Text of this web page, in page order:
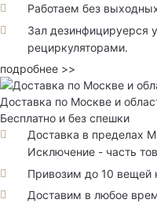
Работаем без
Зал дезинфицируерся
рециркуляторами.
подробнее >>
Доставка по Москве и
Бесплатно и без спешки
Доставка в пределах
Исключение - часть
Привозим до 10 вещей
Доставим в любое